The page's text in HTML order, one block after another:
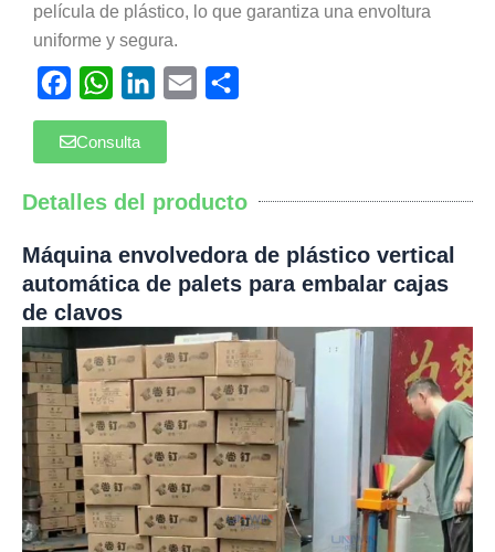
película de plástico, lo que garantiza una envoltura
uniforme y segura.
FacebookWhatsAppLinkedIn
Email
Consulta
Detalles del producto
Máquina envolvedora de plástico vertical
automática de palets para embalar cajas
de clavos